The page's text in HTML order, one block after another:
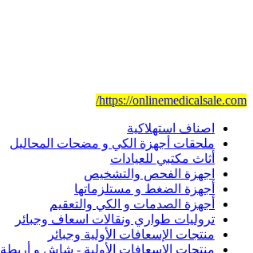
https://onlinemedicalsale.com/
اصناف استهلاكية
ملحقات أجهزة الكي و مضحات المحاليل
أثاث مكتبي للعيادات
اجهزة الفحص والتشخيص
أجهزة الضغط و مستلزماتها
أجهزة الصدمات و الكي والتعقيم
تروليات طواري ونقالات اسعاف وجبائر
منتجات الإسعافات الأولية وجبائر
منتجات الإسعافات الأولية - شاش و أربطة